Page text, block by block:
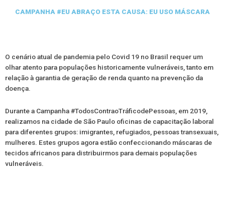
CAMPANHA #EU ABRAÇO ESTA CAUSA: EU USO MÁSCARA
O cenário atual de pandemia pelo Covid 19 no Brasil requer um
olhar atento para populações historicamente vulneráveis, tanto em
relação à garantia de geração de renda quanto na prevenção da
doença.
Durante a Campanha #TodosContraoTráficodePessoas, em 2019,
realizamos na cidade de São Paulo oficinas de capacitação laboral
para diferentes grupos: imigrantes, refugiados, pessoas transexuais,
mulheres. Estes grupos agora estão confeccionando máscaras de
tecidos africanos para distribuirmos para demais populações
vulneráveis.